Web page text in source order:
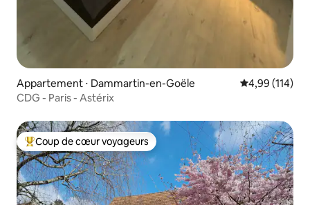
Appartement ⋅ Dammartin-en-Goële Évaluation
4,99 (114)
CDG - Paris - Astérix
Coups de cœur voyageurs les plus appréciés
Coup de cœur voyageurs